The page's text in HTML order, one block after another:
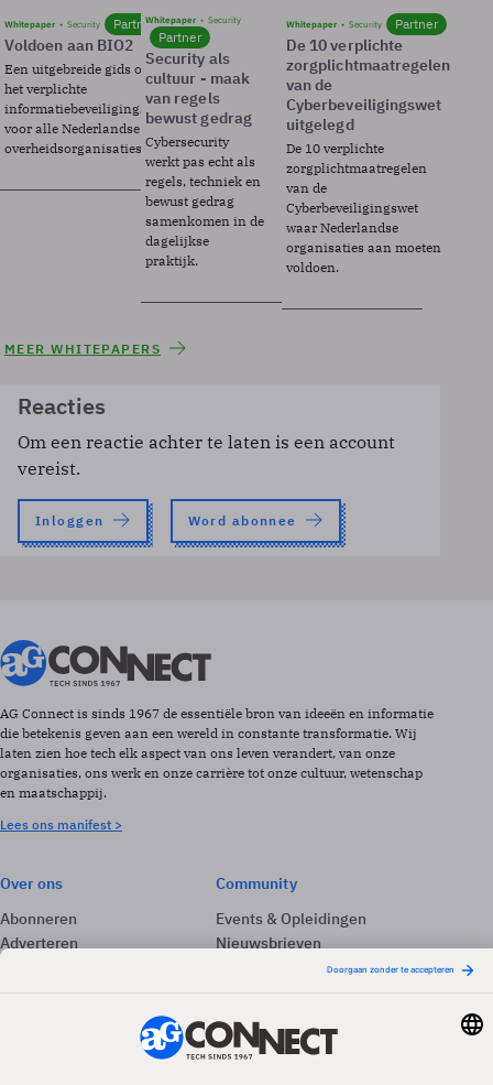
Whitepaper Security Partner
Voldoen aan BIO2
Een uitgebreide gids over BIO2,
het verplichte
informatiebeveiligingsframework
voor alle Nederlandse
overheidsorganisaties.
Whitepaper Security
Partner
Security als
cultuur - maak
van regels
bewust gedrag
Cybersecurity
werkt pas echt als
regels, techniek en
bewust gedrag
samenkomen in de
dagelijkse
praktijk.
Whitepaper Security Partner
De 10 verplichte
zorgplichtmaatregelen
van de
Cyberbeveiligingswet
uitgelegd
De 10 verplichte
zorgplichtmaatregelen
van de
Cyberbeveiligingswet
waar Nederlandse
organisaties aan moeten
voldoen.
MEER WHITEPAPERS
Reacties
Om een reactie achter te laten is een account
vereist.
Inloggen Word abonnee
AG Connect is sinds 1967 de essentiële bron van ideeën en informatie
die betekenis geven aan een wereld in constante transformatie. Wij
laten zien hoe tech elk aspect van ons leven verandert, van onze
organisaties, ons werk en onze carrière tot onze cultuur, wetenschap
en maatschappij.
Lees ons manifest >
Over ons
Abonneren
Adverteren
Community
Events & Opleidingen
Nieuwsbrieven